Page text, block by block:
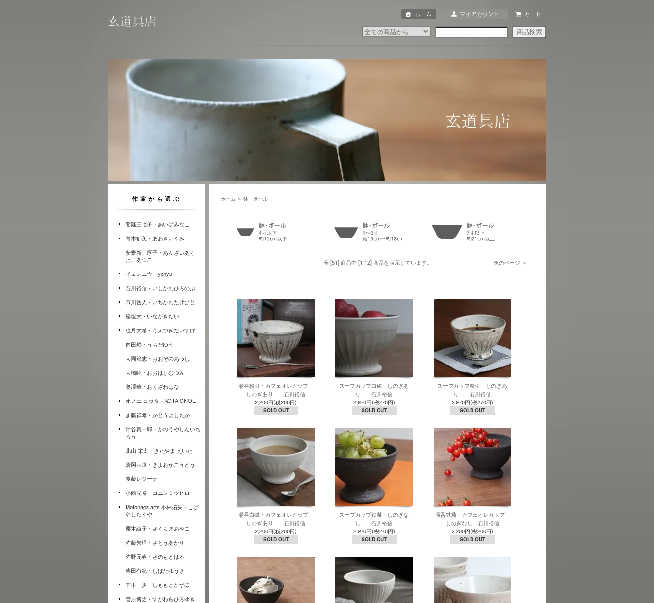
作家から選ぶ
饗庭三七子・あいばみなこ
青木郁美・あおきいくみ
安齋新、厚子・あんざいあら
た、あつこ
イェンユウ・yenyu
石川裕信・いしかわひろのぶ
市川岳人・いちかわたけひと
稲垣大・いながきだい
植月大輔・うえつきだいすけ
内田悠・うちだゆう
大園篤志・おおぞのあつし
大橋睦・おおはしむつみ
奥澤華・おくざわはな
オノエ コウタ・KOTA ONOE
加藤祥孝・かとうよしたか
叶谷真一郎・かのうやしんいち
ろう
北山 栄太・きたやま えいた
清岡幸道・きよおかこうどう
後藤レジーナ
小西光裕・コニシミツヒロ
Motonaga arts 小林拓矢・こば
やしたくや
櫻木綾子・さくらぎあやこ
佐藤朱理・さとうあかり
佐野元春・さのもとはる
柴田有紀・しばたゆうき
下本一歩・しももとかずほ
菅原博之・すがわらひろゆき
ホーム ＞ 鉢・ボール
全 [51] 商品中 [1-12] 商品を表示しています。 次のページ ＞
湯呑粉引・カフェオレカップ
しのぎあり 石川裕信
2,200円(税200円)
SOLD OUT
スープカップ白磁 しのぎあ
り 石川裕信
2,970円(税270円)
SOLD OUT
スープカップ粉引 しのぎあ
り 石川裕信
2,970円(税270円)
SOLD OUT
湯呑白磁・カフェオレカップ
しのぎあり 石川裕信
2,200円(税200円)
SOLD OUT
スープカップ鉄釉 しのぎな
し 石川裕信
2,970円(税270円)
SOLD OUT
湯呑鉄釉・カフェオレカップ
しのぎなし 石川裕信
2,200円(税200円)
SOLD OUT